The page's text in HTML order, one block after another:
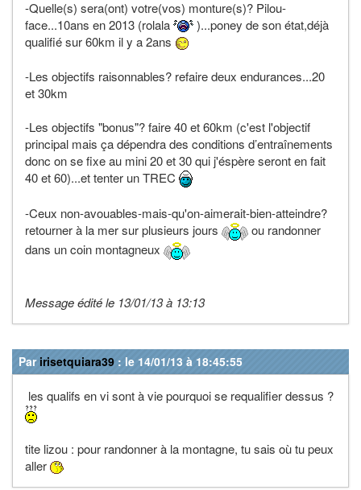
-Quelle(s) sera(ont) votre(vos) monture(s)? Pilou-
face...10ans en 2013 (rolala
)...poney de son état,déjà
qualifié sur 60km il y a 2ans
-Les objectifs raisonnables? refaire deux endurances...20
et 30km
-Les objectifs "bonus"? faire 40 et 60km (c'est l'objectif
principal mais ça dépendra des conditions d’entraînements
donc on se fixe au mini 20 et 30 qui j'éspère seront en fait
40 et 60)...et tenter un TREC
-Ceux non-avouables-mais-qu'on-aimerait-bien-atteindre?
retourner à la mer sur plusieurs jours
ou randonner
dans un coin montagneux
Message édité le 13/01/13 à 13:13
Par irisetquiara39 : le 14/01/13 à 18:45:55
les qualifs en vi sont à vie pourquoi se requalifier dessus ?
tite lizou : pour randonner à la montagne, tu sais où tu peux
aller